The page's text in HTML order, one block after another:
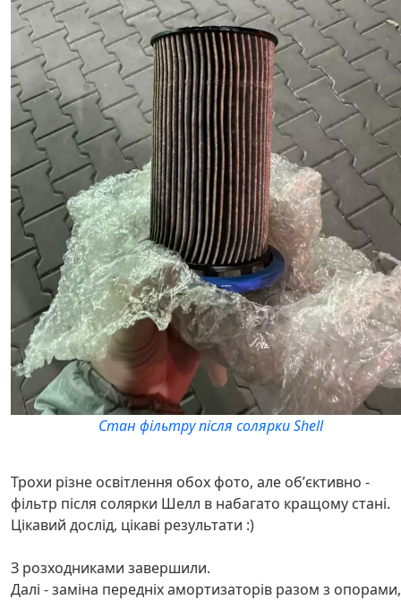
Стан фільтру після солярки Shell
Трохи різне освітлення обох фото, але обʼєктивно -
фільтр після солярки Шелл в набагато кращому стані.
Цікавий дослід, цікаві результати :)
З розходниками завершили.
Далі - заміна передніх амортизаторів разом з опорами,